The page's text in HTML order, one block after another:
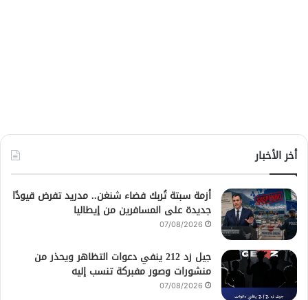
أخر الأخبار
أزمة سبتة تُربك فضاء شنغن.. مدريد تفرض قيودًا
جديدة على المسافرين من إيطاليا
07/08/2026
جيل زد 212 ينفي دعوات التظاهر ويحذر من
منشورات وصور مفبركة تنسب إليه
07/08/2026